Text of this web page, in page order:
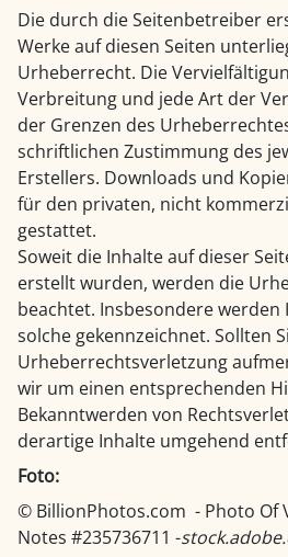
Die durch die Seitenbetreiber
Werke auf diesen Seiten
Urheberrecht. Die
Verbreitung und jede Art der
der Grenzen des
schriftlichen Zustimmung des
Erstellers. Downloads und
für den privaten, nicht
gestattet.
Soweit die Inhalte auf dieser
erstellt wurden, werden die
beachtet. Insbesondere
solche gekennzeichnet. Sollten
Urheberrechtsverletzung
wir um einen entsprechenden
Bekanntwerden von
derartige Inhalte umgehend
Foto:
© BillionPhotos.com - Photo Of
Notes #235736711 -